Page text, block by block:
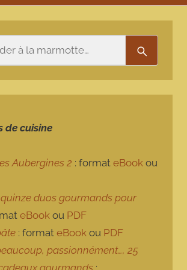
de cuisine
Aubergines 2 : formateBook ou
duos gourmands pour
eBook ou PDF
: formateBook ou PDF
passionnément…, 25